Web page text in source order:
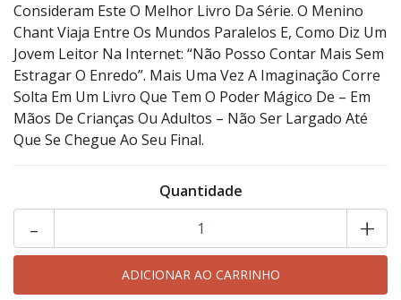
Consideram Este O Melhor Livro Da Série. O Menino
Chant Viaja Entre Os Mundos Paralelos E, Como Diz Um
Jovem Leitor Na Internet: “Não Posso Contar Mais Sem
Estragar O Enredo”. Mais Uma Vez A Imaginação Corre
Solta Em Um Livro Que Tem O Poder Mágico De – Em
Mãos De Crianças Ou Adultos – Não Ser Largado Até
Que Se Chegue Ao Seu Final.
Quantidade
+
-